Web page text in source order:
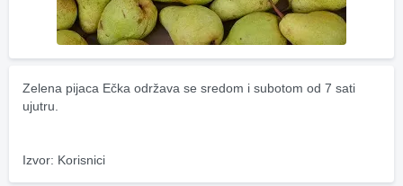
Zelena pijaca Ečka održava se sredom i subotom od 7 sati
ujutru.
Izvor: Korisnici